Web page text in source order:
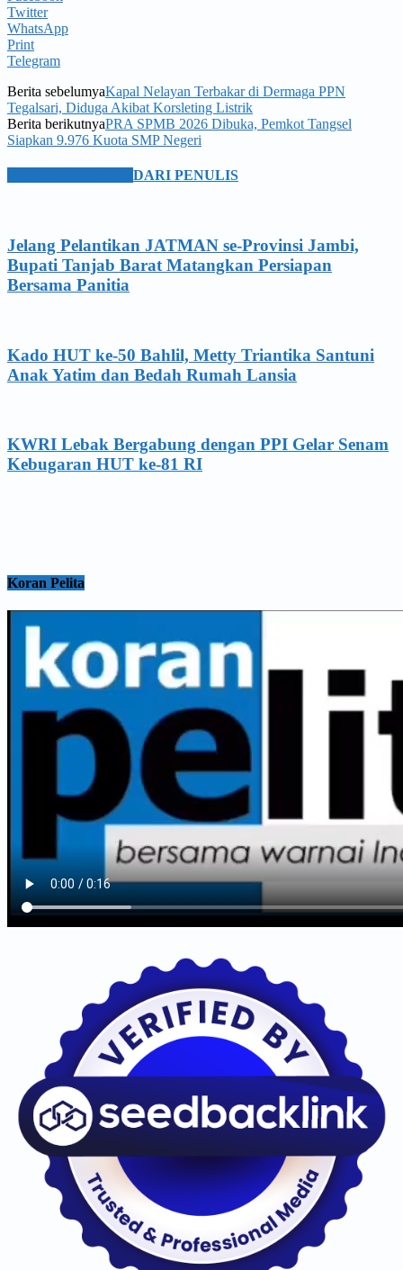
Twitter
WhatsApp
Print
Telegram
Berita sebelumyaKapal Nelayan Terbakar di Dermaga PPN
Tegalsari, Diduga Akibat Korsleting Listrik
Berita berikutnyaPRA SPMB 2026 Dibuka, Pemkot Tangsel
Siapkan 9.976 Kuota SMP Negeri
DARI PENULIS
Jelang Pelantikan JATMAN se-Provinsi Jambi,
Bupati Tanjab Barat Matangkan Persiapan
Bersama Panitia
Kado HUT ke-50 Bahlil, Metty Triantika Santuni
Anak Yatim dan Bedah Rumah Lansia
KWRI Lebak Bergabung dengan PPI Gelar Senam
Kebugaran HUT ke-81 RI
Koran Pelita